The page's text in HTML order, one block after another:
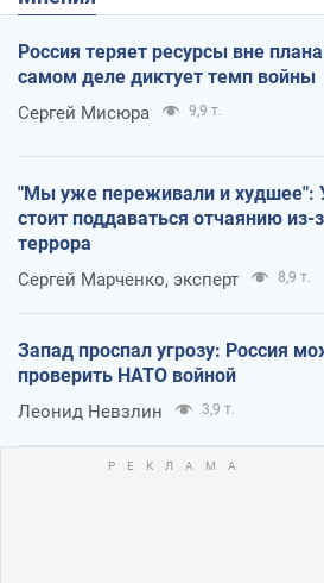
Россия теряет ресурсы вне
самом деле диктует темп войны
Сергей Мисюра 9,9 т.
"Мы уже переживали и худшее":
стоит поддаваться отчаянию из-
террора
Сергей Марченко, эксперт 8,9 т.
Запад проспал угрозу: Россия
проверить НАТО войной
Леонид Невзлин 3,9 т.